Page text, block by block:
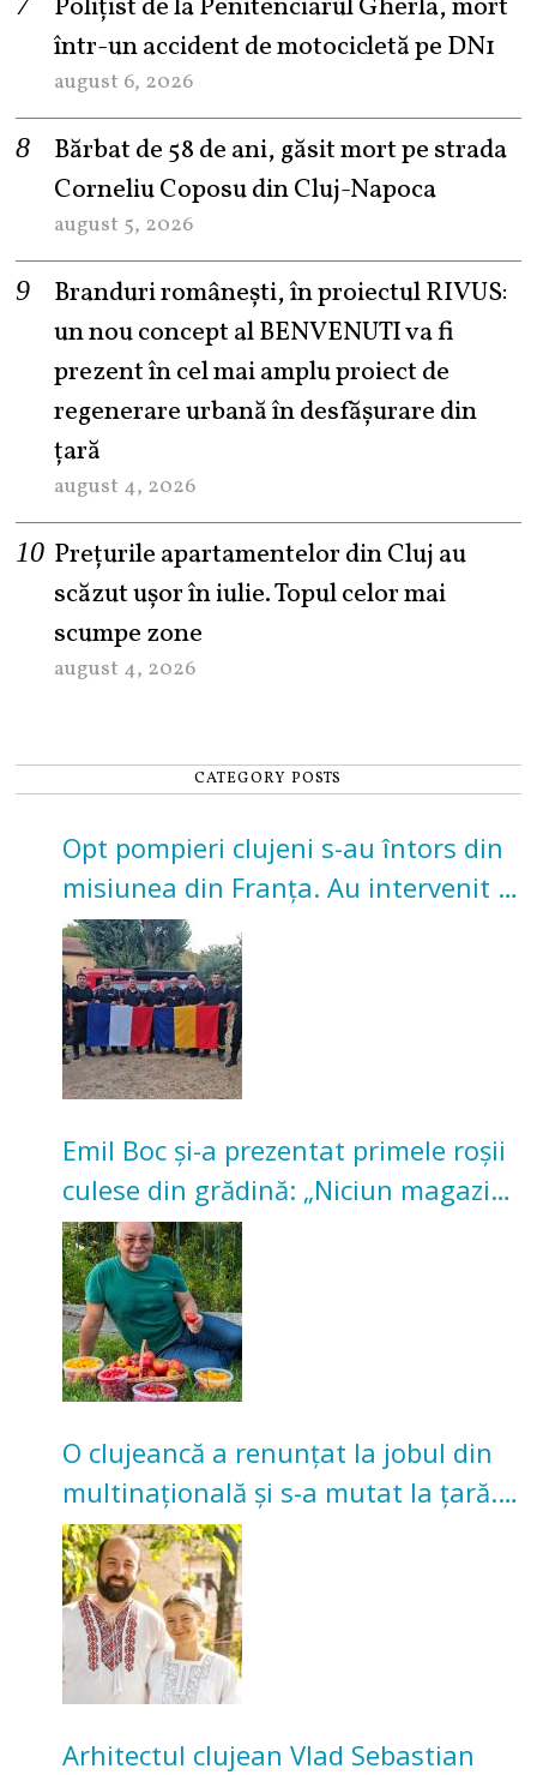
Polițist de la Penitenciarul Gherla, mort
într-un accident de motocicletă pe DN1
august 6, 2026
Bărbat de 58 de ani, găsit mort pe strada
Corneliu Coposu din Cluj-Napoca
august 5, 2026
Branduri românești, în proiectul RIVUS:
un nou concept al BENVENUTI va fi
prezent în cel mai amplu proiect de
regenerare urbană în desfășurare din
țară
august 4, 2026
Prețurile apartamentelor din Cluj au
scăzut ușor în iulie. Topul celor mai
scumpe zone
august 4, 2026
CATEGORY POSTS
Opt pompieri clujeni s-au întors din
misiunea din Franța. Au intervenit la
incendii de vegetație și pădure
Emil Boc și-a prezentat primele roșii
culese din grădină: „Niciun magazin
nu poate oferi această satisfacție”
O clujeancă a renunțat la jobul din
multinațională și s-a mutat la țară.
Acum cultivă legume în grădina
bunicilor
Arhitectul clujean Vlad Sebastian